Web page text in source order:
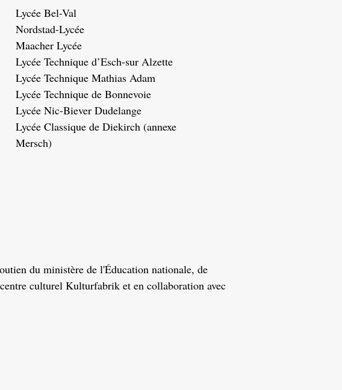
Lycée Bel-Val
Nordstad-Lycée
Maacher Lycée
Lycée Technique d’Esch-sur Alzette
Lycée Technique Mathias Adam
Lycée Technique de Bonnevoie
Lycée Nic-Biever Dudelange
Lycée Classique de Diekirch (annexe
Mersch)
du ministère de l'Éducation nationale, de
culturel Kulturfabrik et en collaboration avec